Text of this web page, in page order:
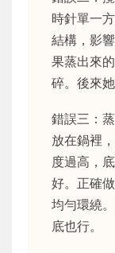
時針單一
結構，影
果蒸出來
碎。後來
錯誤三：
放在鍋裡
度過高，
好。正確
均勻環繞
底也行。